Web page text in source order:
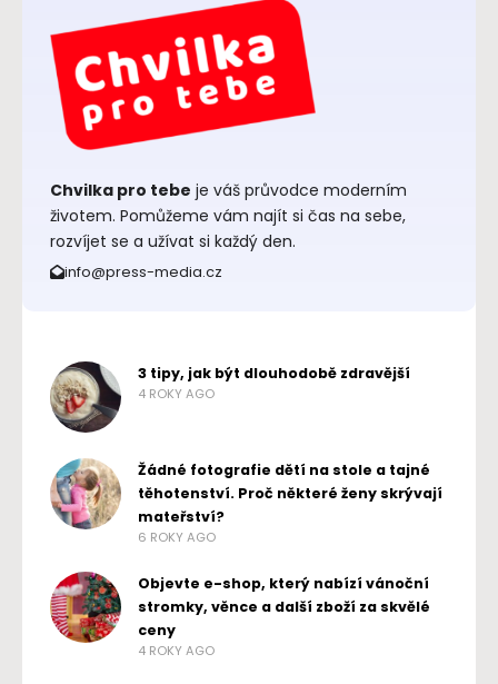
Chvilka pro tebe je váš průvodce moderním
životem. Pomůžeme vám najít si čas na sebe,
rozvíjet se a užívat si každý den.
info@press-media.cz
3 tipy, jak být dlouhodobě zdravější
4 ROKY AGO
Žádné fotografie dětí na stole a tajné
těhotenství. Proč některé ženy skrývají
mateřství?
6 ROKY AGO
Objevte e-shop, který nabízí vánoční
stromky, věnce a další zboží za skvělé
ceny
4 ROKY AGO